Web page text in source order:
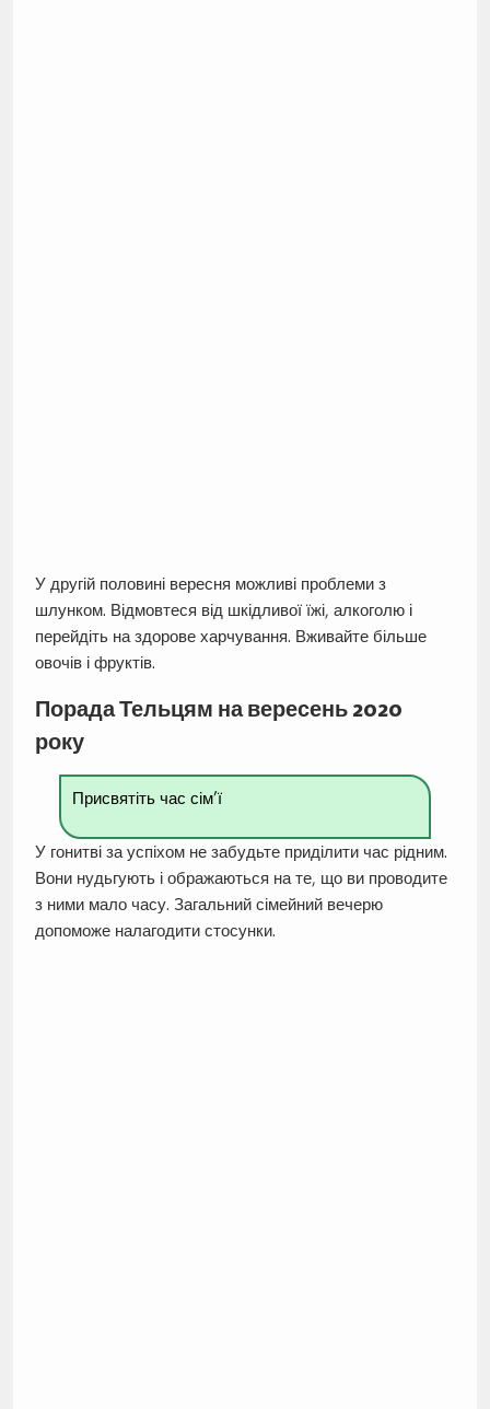
У другій половині вересня можливі проблеми з
шлунком. Відмовтеся від шкідливої їжі, алкоголю і
перейдіть на здорове харчування. Вживайте більше
овочів і фруктів.
Порада Тельцям на вересень 2020
року
Присвятіть час сім’ї
У гонитві за успіхом не забудьте приділити час рідним.
Вони нудьгують і ображаються на те, що ви проводите
з ними мало часу. Загальний сімейний вечерю
допоможе налагодити стосунки.